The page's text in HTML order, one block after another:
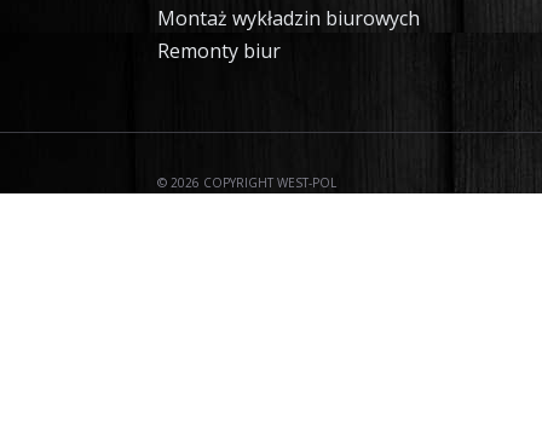
Montaż wykładzin biurowych
Remonty biur
© 2026 COPYRIGHT WEST-POL